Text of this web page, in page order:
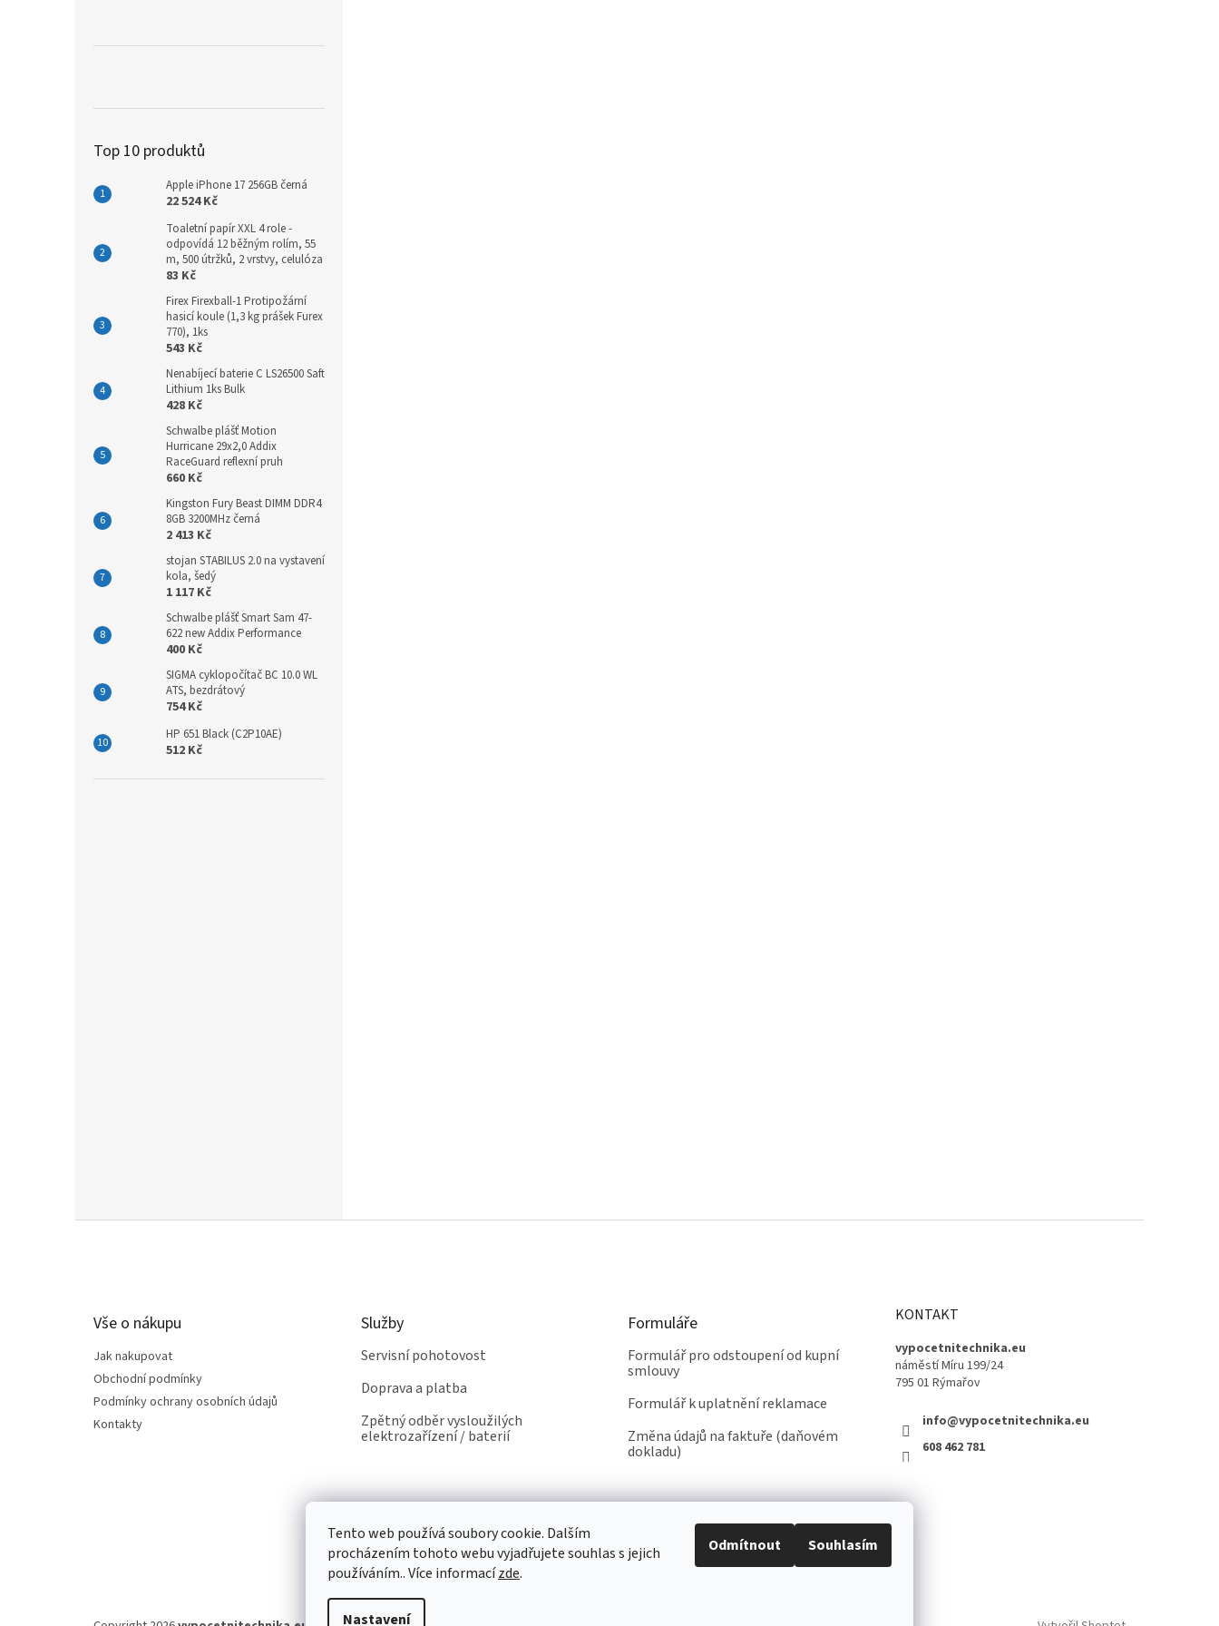
Tento web používá soubory cookie. Dalším
procházením tohoto webu vyjadřujete souhlas s jejich
používáním.. Více informacízde.
Nastavení
Odmítnout Souhlasím
Top 10 produktů
Apple iPhone 17 256GB černá
22 524 Kč
Toaletní papír XXL 4 role -
odpovídá 12 běžným rolím, 55
m, 500 útržků, 2 vrstvy, celulóza
83 Kč
Firex Firexball-1 Protipožární
hasicí koule (1,3 kg prášek Furex
770), 1ks
543 Kč
Nenabíjecí baterie C LS26500 Saft
Lithium 1ks Bulk
428 Kč
Schwalbe plášť Motion
Hurricane 29x2,0 Addix
RaceGuard reflexní pruh
660 Kč
Kingston Fury Beast DIMM DDR4
8GB 3200MHz černá
2 413 Kč
stojan STABILUS 2.0 na vystavení
kola, šedý
1 117 Kč
Schwalbe plášť Smart Sam 47-
622 new Addix Performance
400 Kč
SIGMA cyklopočítač BC 10.0 WL
ATS, bezdrátový
754 Kč
HP 651 Black (C2P10AE)
512 Kč
Vše o nákupu
Jak nakupovat
Obchodní podmínky
Podmínky ochrany osobních údajů
Kontakty
Služby
Servisní pohotovost
Doprava a platba
Zpětný odběr vysloužilých
elektrozařízení / baterií
Formuláře
Formulář pro odstoupení od kupní
smlouvy
Formulář k uplatnění reklamace
Změna údajů na faktuře (daňovém
dokladu)
KONTAKT
vypocetnitechnika.eu
náměstí Míru 199/24
795 01 Rýmařov
info@vypocetnitechnika.eu
608 462 781